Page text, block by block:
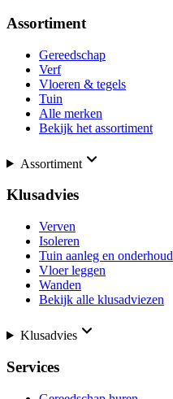
Assortiment
Gereedschap
Verf
Vloeren & tegels
Tuin
Alle merken
Bekijk het assortiment
Assortiment
Klusadvies
Verven
Isoleren
Tuin aanleg en onderhoud
Vloer leggen
Wanden
Bekijk alle klusadviezen
Klusadvies
Services